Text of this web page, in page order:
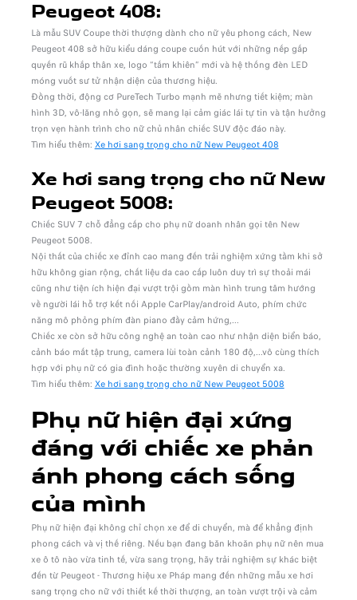
Peugeot 408:
Là mẫu SUV Coupe thời thượng dành cho nữ yêu phong cách, New
Peugeot 408 sở hữu kiểu dáng coupe cuốn hút với những nếp gấp
quyến rũ khắp thân xe, logo “tấm khiên” mới và hệ thống đèn LED
móng vuốt sư tử nhận diện của thương hiệu.
Đồng thời, động cơ PureTech Turbo mạnh mẽ nhưng tiết kiệm; màn
hình 3D, vô-lăng nhỏ gọn, sẽ mang lại cảm giác lái tự tin và tận hưởng
trọn vẹn hành trình cho nữ chủ nhân chiếc SUV độc đáo này.
Tìm hiểu thêm: Xe hơi sang trọng cho nữ New Peugeot 408
Xe hơi sang trọng cho nữ New
Peugeot 5008:
Chiếc SUV 7 chỗ đẳng cấp cho phụ nữ doanh nhân gọi tên New
Peugeot 5008.
Nội thất của chiếc xe đỉnh cao mang đến trải nghiệm xứng tầm khi sở
hữu không gian rộng, chất liệu da cao cấp luôn duy trì sự thoải mái
cũng như tiện ích hiện đại vượt trội gồm màn hình trung tâm hướng
về người lái hỗ trợ kết nối Apple CarPlay/android Auto, phím chức
năng mô phỏng phím đàn piano đầy cảm hứng,...
Chiếc xe còn sở hữu công nghệ an toàn cao như nhận diện biển báo,
cảnh báo mất tập trung, camera lùi toàn cảnh 180 độ,...vô cùng thích
hợp với phụ nữ có gia đình hoặc thường xuyên di chuyển xa.
Tìm hiểu thêm: Xe hơi sang trọng cho nữ New Peugeot 5008
Phụ nữ hiện đại xứng
đáng với chiếc xe phản
ánh phong cách sống
của mình
Phụ nữ hiện đại không chỉ chọn xe để di chuyển, mà để khẳng định
phong cách và vị thế riêng. Nếu bạn đang băn khoăn phụ nữ nên mua
xe ô tô nào vừa tinh tế, vừa sang trọng, hãy trải nghiệm sự khác biệt
đến từ Peugeot - Thương hiệu xe Pháp mang đến những mẫu xe hơi
sang trọng cho nữ với thiết kế thời thượng, an toàn vượt trội và cảm